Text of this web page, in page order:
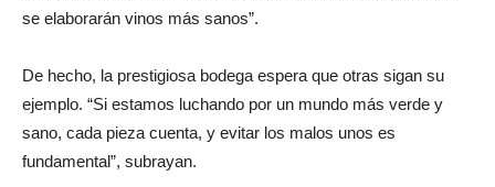
se elaborarán vinos más sanos”.
De hecho, la prestigiosa bodega espera que otras sigan su
ejemplo. “Si estamos luchando por un mundo más verde y
sano, cada pieza cuenta, y evitar los malos unos es
fundamental”, subrayan.